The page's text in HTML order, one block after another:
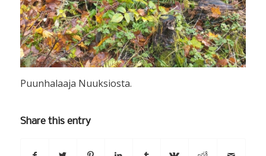
Puunhalaaja Nuuksiosta.
Share this entry